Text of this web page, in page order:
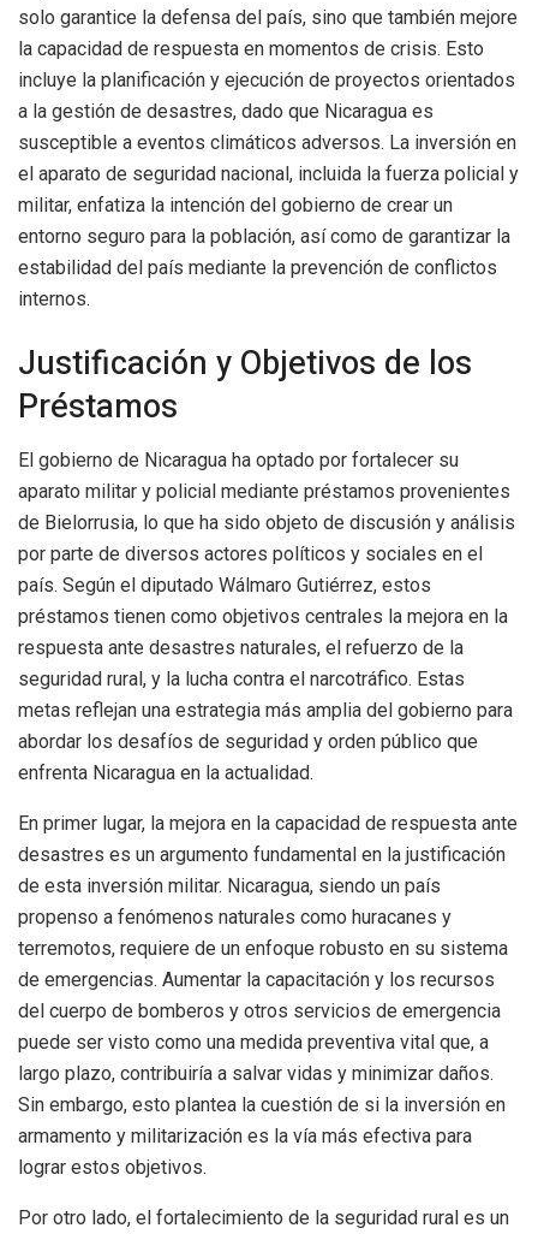
solo garantice la defensa del país, sino que también mejore
la capacidad de respuesta en momentos de crisis. Esto
incluye la planificación y ejecución de proyectos orientados
a la gestión de desastres, dado que Nicaragua es
susceptible a eventos climáticos adversos. La inversión en
el aparato de seguridad nacional, incluida la fuerza policial y
militar, enfatiza la intención del gobierno de crear un
entorno seguro para la población, así como de garantizar la
estabilidad del país mediante la prevención de conflictos
internos.
Justificación y Objetivos de los
Préstamos
El gobierno de Nicaragua ha optado por fortalecer su
aparato militar y policial mediante préstamos provenientes
de Bielorrusia, lo que ha sido objeto de discusión y análisis
por parte de diversos actores políticos y sociales en el
país. Según el diputado Wálmaro Gutiérrez, estos
préstamos tienen como objetivos centrales la mejora en la
respuesta ante desastres naturales, el refuerzo de la
seguridad rural, y la lucha contra el narcotráfico. Estas
metas reflejan una estrategia más amplia del gobierno para
abordar los desafíos de seguridad y orden público que
enfrenta Nicaragua en la actualidad.
En primer lugar, la mejora en la capacidad de respuesta ante
desastres es un argumento fundamental en la justificación
de esta inversión militar. Nicaragua, siendo un país
propenso a fenómenos naturales como huracanes y
terremotos, requiere de un enfoque robusto en su sistema
de emergencias. Aumentar la capacitación y los recursos
del cuerpo de bomberos y otros servicios de emergencia
puede ser visto como una medida preventiva vital que, a
largo plazo, contribuiría a salvar vidas y minimizar daños.
Sin embargo, esto plantea la cuestión de si la inversión en
armamento y militarización es la vía más efectiva para
lograr estos objetivos.
Por otro lado, el fortalecimiento de la seguridad rural es un